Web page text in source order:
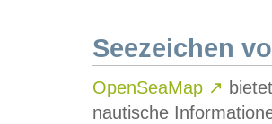
Seezeichen
OpenSeaMap ↗
nautische